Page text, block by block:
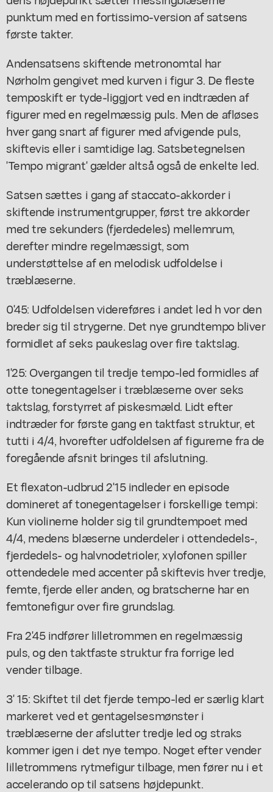
punktum med en fortissimo-version af satsens
første takter.
Andensatsens skiftende metronomtal har
Nørholm gengivet med kurven i figur 3. De fleste
temposkift er tyde-liggjort ved en indtræden af
figurer med en regelmæssig puls. Men de afløses
hver gang snart af figurer med afvigende puls,
skiftevis eller i samtidige lag. Satsbetegnelsen
'Tempo migrant' gælder altså også de enkelte led.
Satsen sættes i gang af staccato-akkorder i
skiftende instrumentgrupper, først tre akkorder
med tre sekunders (fjerdedeles) mellemrum,
derefter mindre regelmæssigt, som
understøttelse af en melodisk udfoldelse i
træblæserne.
0'45: Udfoldelsen videreføres i andet led h vor den
breder sig til strygerne. Det nye grundtempo bliver
formidlet af seks paukeslag over fire taktslag.
1'25: Overgangen til tredje tempo-led formidles af
otte tonegentagelser i træblæserne over seks
taktslag, forstyrret af piskesmæld. Lidt efter
indtræder for første gang en taktfast struktur, et
tutti i 4/4, hvorefter udfoldelsen af figurerne fra de
foregående afsnit bringes til afslutning.
Et flexaton-udbrud 2'15 indleder en episode
domineret af tonegentagelser i forskellige tempi:
Kun violinerne holder sig til grundtempoet med
4/4, medens blæserne underdeler i ottendedels-,
fjerdedels- og halvnodetrioler, xylofonen spiller
ottendedele med accenter på skiftevis hver tredje,
femte, fjerde eller anden, og bratscherne har en
femtonefigur over fire grundslag.
Fra 2'45 indfører lilletrommen en regelmæssig
puls, og den taktfaste struktur fra forrige led
vender tilbage.
3' 15: Skiftet til det fjerde tempo-led er særlig klart
markeret ved et gentagelsesmønster i
træblæserne der afslutter tredje led og straks
kommer igen i det nye tempo. Noget efter vender
lilletrommens rytmefigur tilbage, men fører nu i et
accelerando op til satsens højdepunkt.